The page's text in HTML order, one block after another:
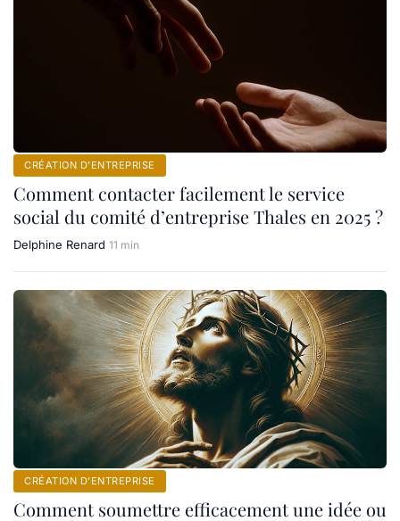
CRÉATION D’ENTREPRISE
Comment contacter facilement le service
social du comité d’entreprise Thales en 2025 ?
Delphine Renard 11 min
CRÉATION D’ENTREPRISE
Comment soumettre efficacement une idée ou